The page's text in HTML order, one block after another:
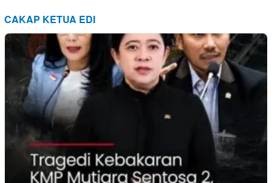
CAKAP KETUA EDI